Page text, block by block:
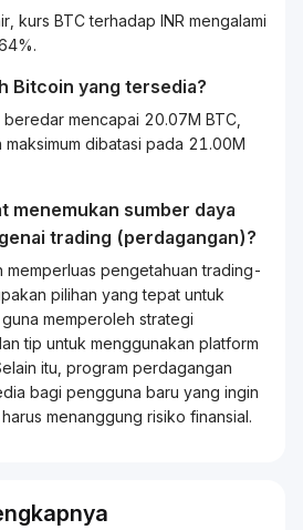
kurs BTC terhadap INR mengalami
Bitcoin yang tersedia?
mencapai 20.07M BTC,
dibatasi pada 21.00M
menemukan sumber daya
trading (perdagangan)?
memperluas pengetahuantrading-
pilihan yang tepat untuk
memperoleh strategi
tip untuk menggunakan platform
itu, program perdagangan
bagi pengguna baru yang ingin
menanggung risiko finansial.